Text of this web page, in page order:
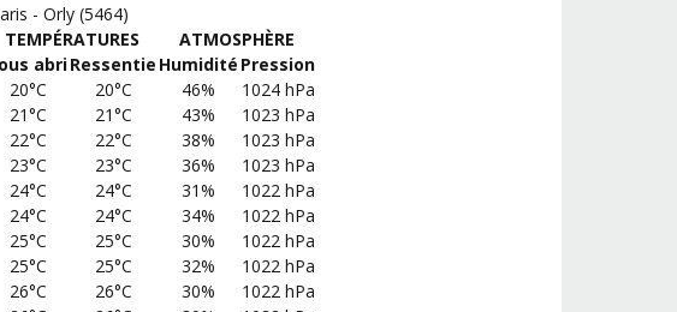
- Orly (5464)
TEMPÉRATURES ATMOSPHÈRE
abriRessentie Humidité Pression
20°C 20°C 46%
1024 hPa
21°C 21°C 43%
1023 hPa
22°C 22°C 38%
1023 hPa
23°C 23°C 36%
1023 hPa
24°C 24°C 31%
1022 hPa
24°C 24°C 34%
1022 hPa
25°C 25°C 30%
1022 hPa
25°C 25°C 32%
1022 hPa
26°C 26°C 30%
1022 hPa